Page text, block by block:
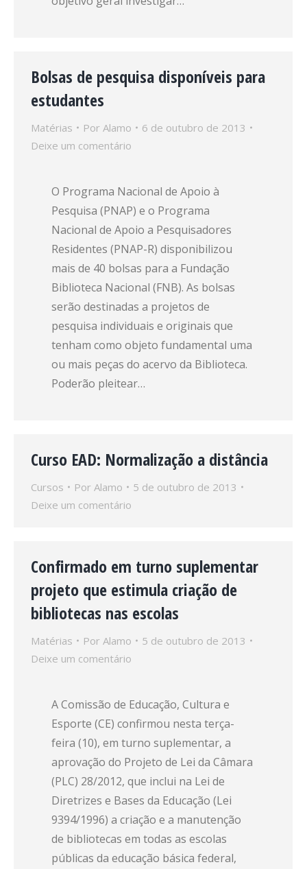
Bolsas de pesquisa disponíveis para
estudantes
Matérias Por Alamo
6 de outubro de 2013
Deixe um comentário
O Programa Nacional de Apoio à
Pesquisa (PNAP) e o Programa
Nacional de Apoio a Pesquisadores
Residentes (PNAP-R) disponibilizou
mais de 40 bolsas para a Fundação
Biblioteca Nacional (FNB). As bolsas
serão destinadas a projetos de
pesquisa individuais e originais que
tenham como objeto fundamental uma
ou mais peças do acervo da Biblioteca.
Poderão pleitear…
Curso EAD: Normalização a distância
Cursos Por Alamo
5 de outubro de 2013
Deixe um comentário
Confirmado em turno suplementar
projeto que estimula criação de
bibliotecas nas escolas
Matérias Por Alamo
5 de outubro de 2013
Deixe um comentário
A Comissão de Educação, Cultura e
Esporte (CE) confirmou nesta terça-
feira (10), em turno suplementar, a
aprovação do Projeto de Lei da Câmara
(PLC) 28/2012, que inclui na Lei de
Diretrizes e Bases da Educação (Lei
9394/1996) a criação e a manutenção
de bibliotecas em todas as escolas
públicas da educação básica federal,